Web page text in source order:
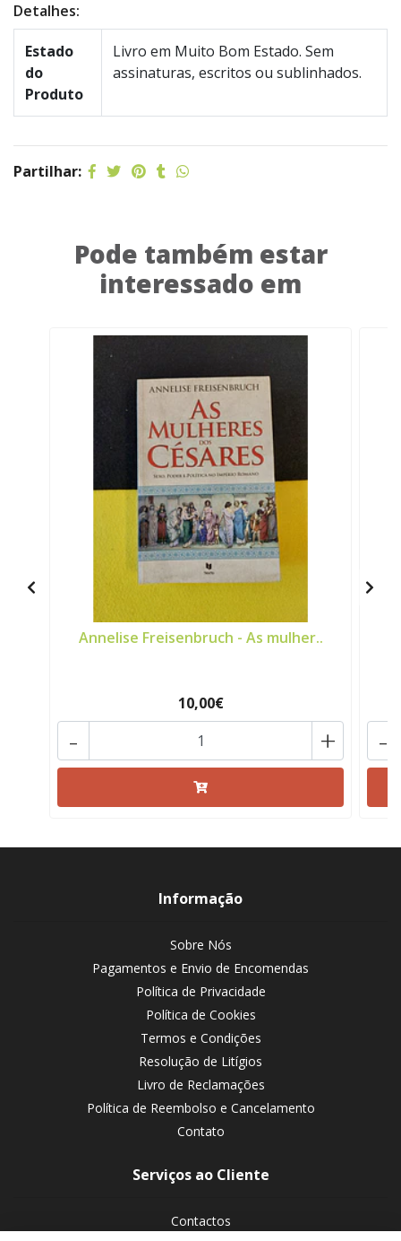
Detalhes:
Estado
do
Produto
Livro em Muito Bom Estado. Sem
assinaturas, escritos ou sublinhados.
Partilhar:
Pode também estar
interessado em
Annelise Freisenbruch - As mulher..
10,00€
+
- -
Informação
Sobre Nós
Pagamentos e Envio de Encomendas
Política de Privacidade
Política de Cookies
Termos e Condições
Resolução de Litígios
Livro de Reclamações
Política de Reembolso e Cancelamento
Contato
Serviços ao Cliente
Contactos